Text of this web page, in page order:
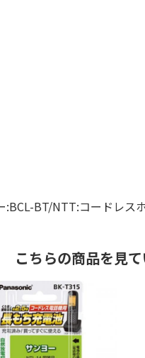
BT/NTT:コードレス
こちらの商品を見